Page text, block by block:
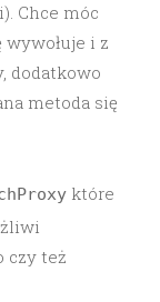
Chce móc
i z
dodatkowo
metoda się
które
czy też